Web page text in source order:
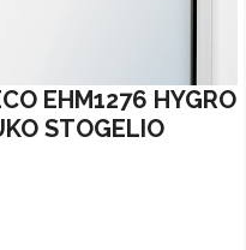
EHM1276 HYGRO
STOGELIO